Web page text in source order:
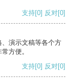
支持[0] 反对[0]
演示文稿等各个方
方便。
支持[0] 反对[0]